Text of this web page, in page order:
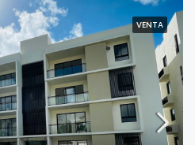
VENTA